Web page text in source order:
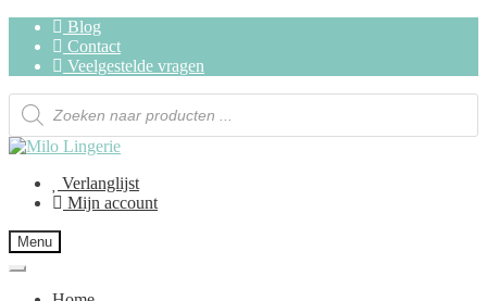
Blog
Contact
Veelgestelde vragen
Verlanglijst
Mijn account
Menu